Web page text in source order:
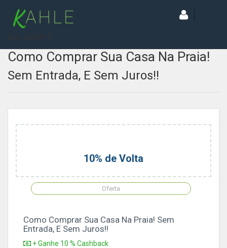
Como Comprar Sua Casa Na Praia!
Sem Entrada, E Sem Juros!!
10% de Volta
Oferta
Como Comprar Sua Casa Na Praia! Sem
Entrada, E Sem Juros!!
+ Ganhe 10 % Cashback